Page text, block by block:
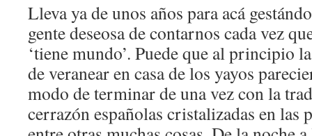
Lleva ya de unos años para acá
gente deseosa de contarnos cada vez
‘tiene mundo’. Puede que al principio
de veranear en casa de los yayos
modo de terminar de una vez con la
cerrazón españolas cristalizadas en las